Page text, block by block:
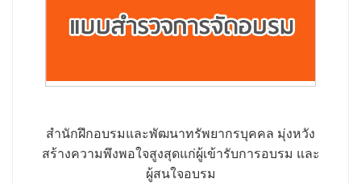
สำนักฝึกอบรมและพัฒนาทรัพยากรบุคคล มุ่งหวัง
สร้างความพึงพอใจสูงสุดแก่ผู้เข้ารับการอบรม และ
ผู้สนใจอบรม